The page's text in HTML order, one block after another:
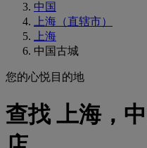
中国
上海（直辖市）
上海
中国古城
您的心悦目的地
查找 上海，